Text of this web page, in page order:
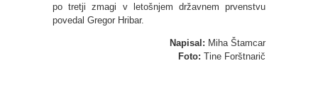
po tretji zmagi v letošnjem državnem prvenstvu
povedal Gregor Hribar.
Napisal: Miha Štamcar
Foto: Tine Forštnarič